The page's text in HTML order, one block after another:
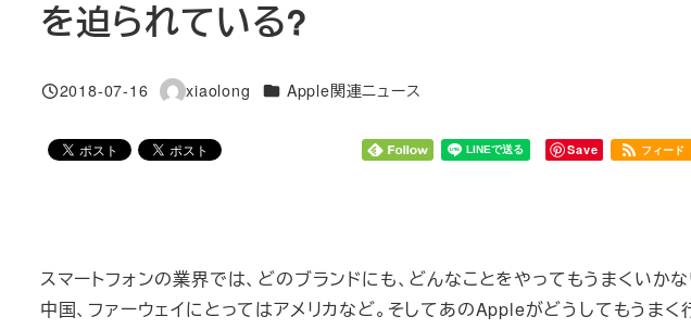
を迫られている?
投稿日
2018-07-16
著
xiaolong カテゴリー
Apple関連ニュース
Save フィード
スマートフォンの業界では、どのブランドにも、どんなことをやってもうまくいか
中国、ファーウェイにとってはアメリカなど。そしてあのAppleがどうしてもうまく